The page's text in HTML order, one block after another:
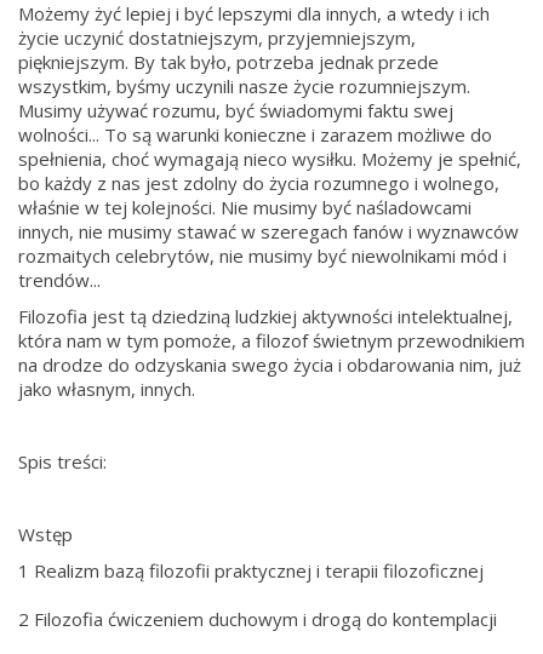
Możemy żyć lepiej i być lepszymi dla innych, a wtedy i ich
życie uczynić dostatniejszym, przyjemniejszym,
piękniejszym. By tak było, potrzeba jednak przede
wszystkim, byśmy uczynili nasze życie rozumniejszym.
Musimy używać rozumu, być świadomymi faktu swej
wolności... To są warunki konieczne i zarazem możliwe do
spełnienia, choć wymagają nieco wysiłku. Możemy je spełnić,
bo każdy z nas jest zdolny do życia rozumnego i wolnego,
właśnie w tej kolejności. Nie musimy być naśladowcami
innych, nie musimy stawać w szeregach fanów i wyznawców
rozmaitych celebrytów, nie musimy być niewolnikami mód i
trendów...
Filozofia jest tą dziedziną ludzkiej aktywności intelektualnej,
która nam w tym pomoże, a filozof świetnym przewodnikiem
na drodze do odzyskania swego życia i obdarowania nim, już
jako własnym, innych.
Spis treści:
Wstęp
1 Realizm bazą filozofii praktycznej i terapii filozoficznej
2 Filozofia ćwiczeniem duchowym i drogą do kontemplacji